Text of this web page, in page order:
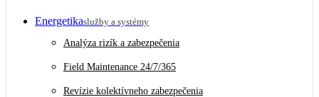
Energetikaslužby a systémy
Analýza rizík a zabezpečenia
Field Maintenance 24/7/365
Revízie kolektívneho zabezpečenia